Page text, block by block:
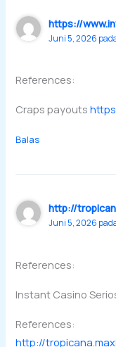
https://
Juni 5, 2026
References:
Craps payouts
Balas
http://
Juni 5, 2026
References:
Instant Casino
References:
http://